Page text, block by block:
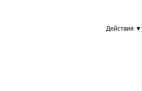
Действия ▼